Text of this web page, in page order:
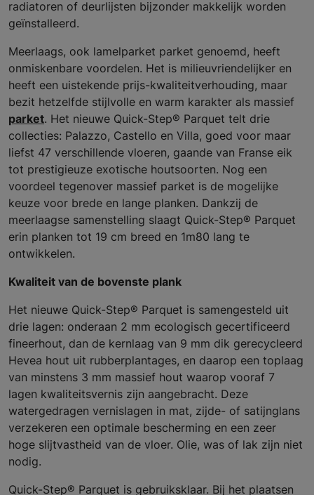
radiatoren of deurlijsten bijzonder makkelijk worden
geïnstalleerd.
Meerlaags, ook lamelparket parket genoemd, heeft
onmiskenbare voordelen. Het is milieuvriendelijker en
heeft een uistekende prijs-kwaliteitverhouding, maar
bezit hetzelfde stijlvolle en warm karakter als massief
parket. Het nieuwe Quick-Step® Parquet telt drie
collecties: Palazzo, Castello en Villa, goed voor maar
liefst 47 verschillende vloeren, gaande van Franse eik
tot prestigieuze exotische houtsoorten. Nog een
voordeel tegenover massief parket is de mogelijke
keuze voor brede en lange planken. Dankzij de
meerlaagse samenstelling slaagt Quick-Step® Parquet
erin planken tot 19 cm breed en 1m80 lang te
ontwikkelen.
Kwaliteit van de bovenste plank
Het nieuwe Quick-Step® Parquet is samengesteld uit
drie lagen: onderaan 2 mm ecologisch gecertificeerd
fineerhout, dan de kernlaag van 9 mm dik gerecycleerd
Hevea hout uit rubberplantages, en daarop een toplaag
van minstens 3 mm massief hout waarop vooraf 7
lagen kwaliteitsvernis zijn aangebracht. Deze
watergedragen vernislagen in mat, zijde- of satijnglans
verzekeren een optimale bescherming en een zeer
hoge slijtvastheid van de vloer. Olie, was of lak zijn niet
nodig.
Quick-Step® Parquet is gebruiksklaar. Bij het plaatsen